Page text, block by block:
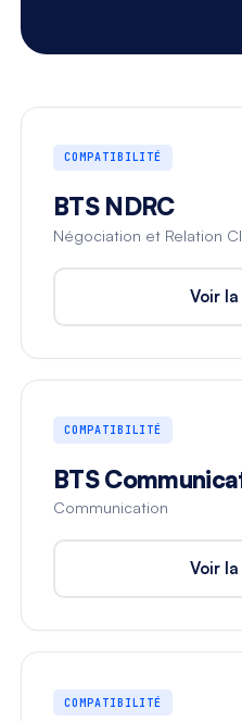
COMPATIBILITÉ
BTS NDRC
Négociation et Relation
Voir
COMPATIBILITÉ
BTS
Communication
Voir
COMPATIBILITÉ